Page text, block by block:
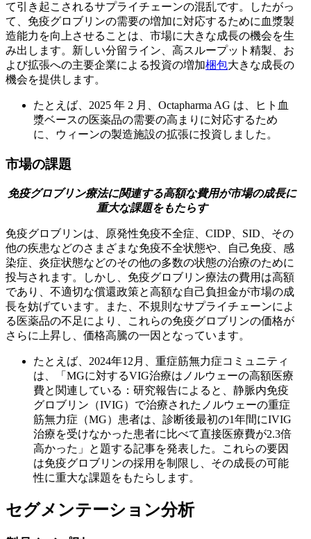
て引き起こされるサプライチェーンの混乱です。したがっ
て、免疫グロブリンの需要の増加に対応するために血漿製
造能力を向上させることは、市場に大きな成長の機会を生
み出します。新しい分留ライン、高スループット精製、お
よび拡張への主要企業による投資の増加梱包大きな成長の
機会を提供します。
たとえば、2025 年 2 月、Octapharma AG は、ヒト血
漿ベースの医薬品の需要の高まりに対応するため
に、ウィーンの製造施設の拡張に投資しました。
市場の課題
免疫グロブリン療法に関連する高額な費用が市場の成長に
重大な課題をもたらす
免疫グロブリンは、原発性免疫不全症、CIDP、SID、その
他の疾患などのさまざまな免疫不全状態や、自己免疫、感
染症、炎症状態などのその他の多数の状態の治療のために
投与されます。しかし、免疫グロブリン療法の費用は高額
であり、不適切な償還政策と高額な自己負担金が市場の成
長を妨げています。また、不規則なサプライチェーンによ
る医薬品の不足により、これらの免疫グロブリンの価格が
さらに上昇し、価格高騰の一因となっています。
たとえば、2024年12月、重症筋無力症コミュニティ
は、「MGに対するVIG治療はノルウェーの高額医療
費と関連している：研究報告によると、静脈内免疫
グロブリン（IVIG）で治療されたノルウェーの重症
筋無力症（MG）患者は、診断後最初の1年間にIVIG
治療を受けなかった患者に比べて直接医療費が2.3倍
高かった」と題する記事を発表した。これらの要因
は免疫グロブリンの採用を制限し、その成長の可能
性に重大な課題をもたらします。
セグメンテーション分析